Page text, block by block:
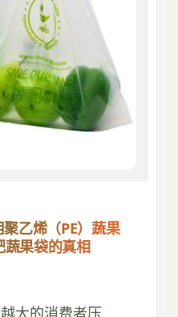
乙烯（PE）蔬果
蔬果袋的真相
大的消费者压